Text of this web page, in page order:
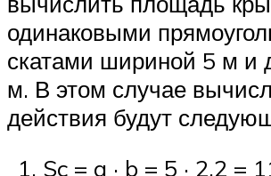
одинаковыми
скатами шириной 5 м и
м. В этом случае
действия будут
Sc = a · b = 5 · 2,2 =